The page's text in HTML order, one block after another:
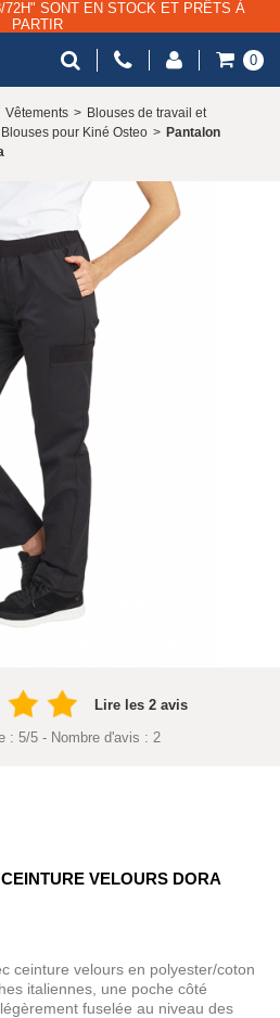
SONT EN STOCK ET PRÊTS À
PARTIR
0
Vêtements > Blouses de travail et
Blouses pour Kiné Osteo > Pantalon
Lire les 2 avis
: 5/5- Nombre d'avis : 2
VELOURS DORA
ceinture velours en polyester/coton
italiennes, une poche côté
fuselée au niveau des